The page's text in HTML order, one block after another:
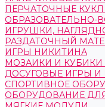
ПЕРЧАТОЧНЫЕ
ОБРАЗОВАТЕЛЬНО-
ИГРУШКИ,
РАЗДАТОЧНЫЙ
ИГРЫ НИКИТИНА
МОЗАИКИ И
ДОСУГОВЫЕ ИГРЫ
СПОРТИВНОЕ
ОБОРУДОВАНИЕ